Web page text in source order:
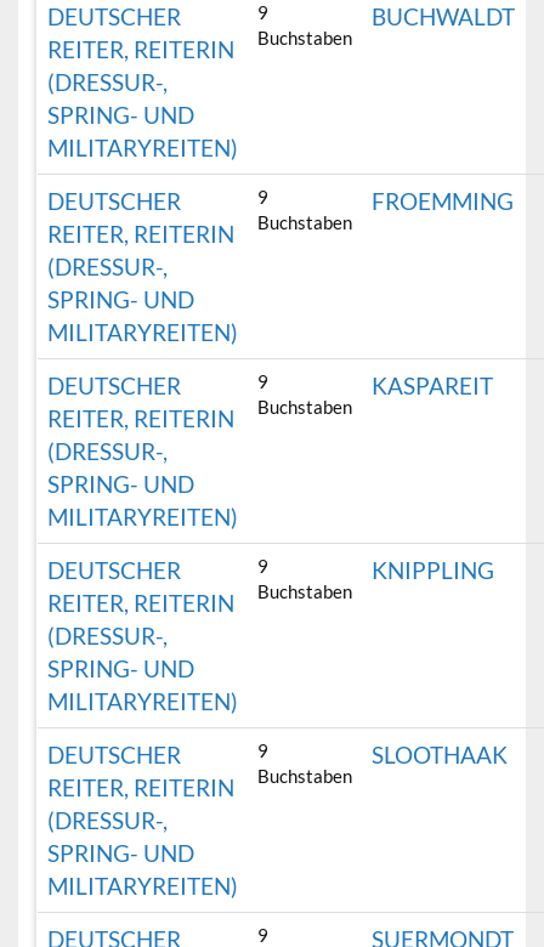
DEUTSCHER
REITER, REITERIN
(DRESSUR-,
SPRING- UND
MILITARYREITEN)
9
Buchstaben
BUCHWALDT
DEUTSCHER
REITER, REITERIN
(DRESSUR-,
SPRING- UND
MILITARYREITEN)
9
Buchstaben
FROEMMING
DEUTSCHER
REITER, REITERIN
(DRESSUR-,
SPRING- UND
MILITARYREITEN)
9
Buchstaben
KASPAREIT
DEUTSCHER
REITER, REITERIN
(DRESSUR-,
SPRING- UND
MILITARYREITEN)
9
Buchstaben
KNIPPLING
DEUTSCHER
REITER, REITERIN
(DRESSUR-,
SPRING- UND
MILITARYREITEN)
9
Buchstaben
SLOOTHAAK
DEUTSCHER
9
SUERMONDT